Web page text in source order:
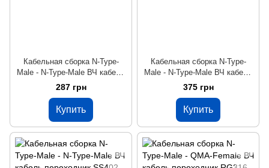
Кабельная сборка N-Type-
Male - N-Type-Male ВЧ кабель
переходник RG316 длинна 30
287 грн
Купить
Кабельная сборка N-Type-
Male - N-Type-Male ВЧ кабель
переходник RG402 длина 50
375 грн
Купить